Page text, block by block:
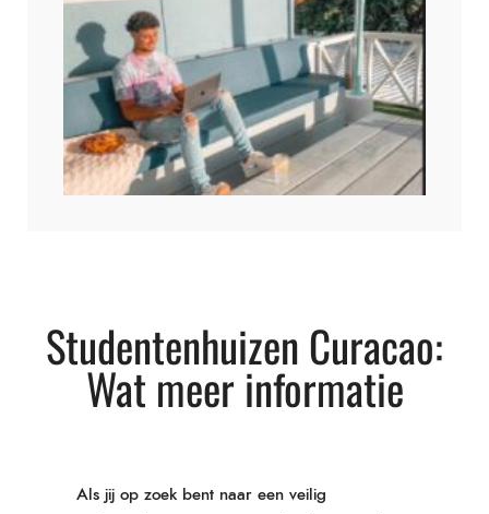
Studentenhuizen Curacao:
Wat meer informatie
Als jij op zoek bent naar een veilig